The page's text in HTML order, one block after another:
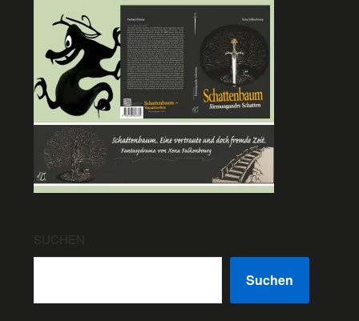
SUCHEN
Suchen